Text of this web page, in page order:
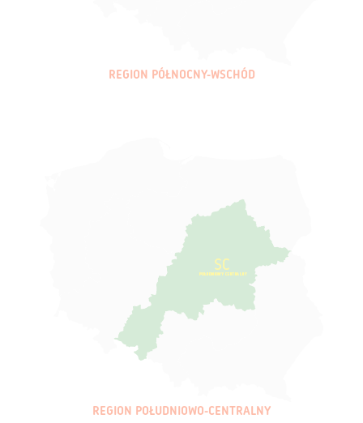
REGION PÓŁNOCNY-WSCHÓD
REGION POŁUDNIOWO-CENTRALNY